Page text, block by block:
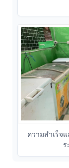
ความสำเร็จ
ร